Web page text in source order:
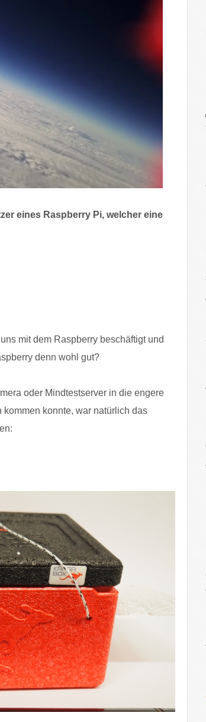
eines Raspberry Pi, welcher eine
mit dem Raspberry beschäftigt und
denn wohl gut?
oder Mindtestserver in die engere
konnte, war natürlich das